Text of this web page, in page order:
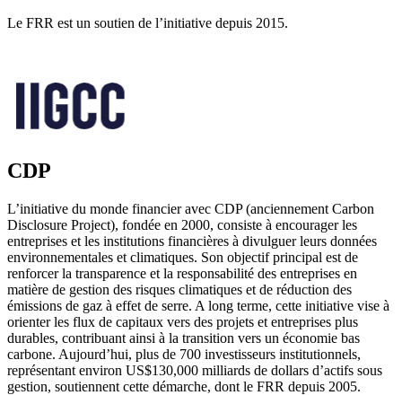
Le FRR est un soutien de l’initiative depuis 2015.
CDP
L’initiative du monde financier avec CDP (anciennement Carbon
Disclosure Project), fondée en 2000, consiste à encourager les
entreprises et les institutions financières à divulguer leurs données
environnementales et climatiques. Son objectif principal est de
renforcer la transparence et la responsabilité des entreprises en
matière de gestion des risques climatiques et de réduction des
émissions de gaz à effet de serre. A long terme, cette initiative vise à
orienter les flux de capitaux vers des projets et entreprises plus
durables, contribuant ainsi à la transition vers un économie bas
carbone. Aujourd’hui, plus de 700 investisseurs institutionnels,
représentant environ US$130,000 milliards de dollars d’actifs sous
gestion, soutiennent cette démarche, dont le FRR depuis 2005.